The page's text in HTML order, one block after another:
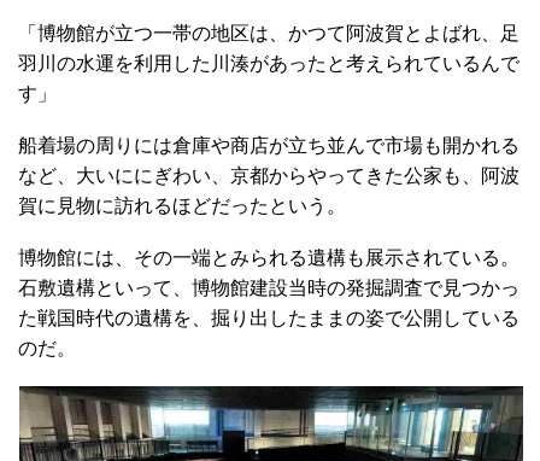
「博物館が立つ一帯の地区は、かつて阿波賀とよばれ、足
羽川の水運を利用した川湊があったと考えられているんで
す」
船着場の周りには倉庫や商店が立ち並んで市場も開かれる
など、大いににぎわい、京都からやってきた公家も、阿波
賀に見物に訪れるほどだったという。
博物館には、その一端とみられる遺構も展示されている。
石敷遺構といって、博物館建設当時の発掘調査で見つかっ
た戦国時代の遺構を、掘り出したままの姿で公開している
のだ。